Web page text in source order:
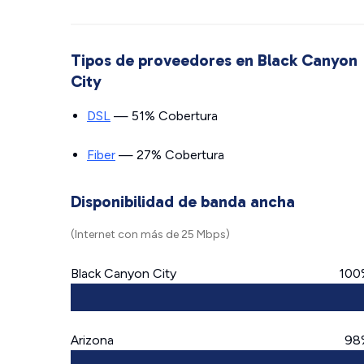
Tipos de proveedores en Black Canyon
City
DSL — 51% Cobertura
Fiber — 27% Cobertura
Disponibilidad de banda ancha
(Internet con más de 25 Mbps)
Black Canyon City
Arizona